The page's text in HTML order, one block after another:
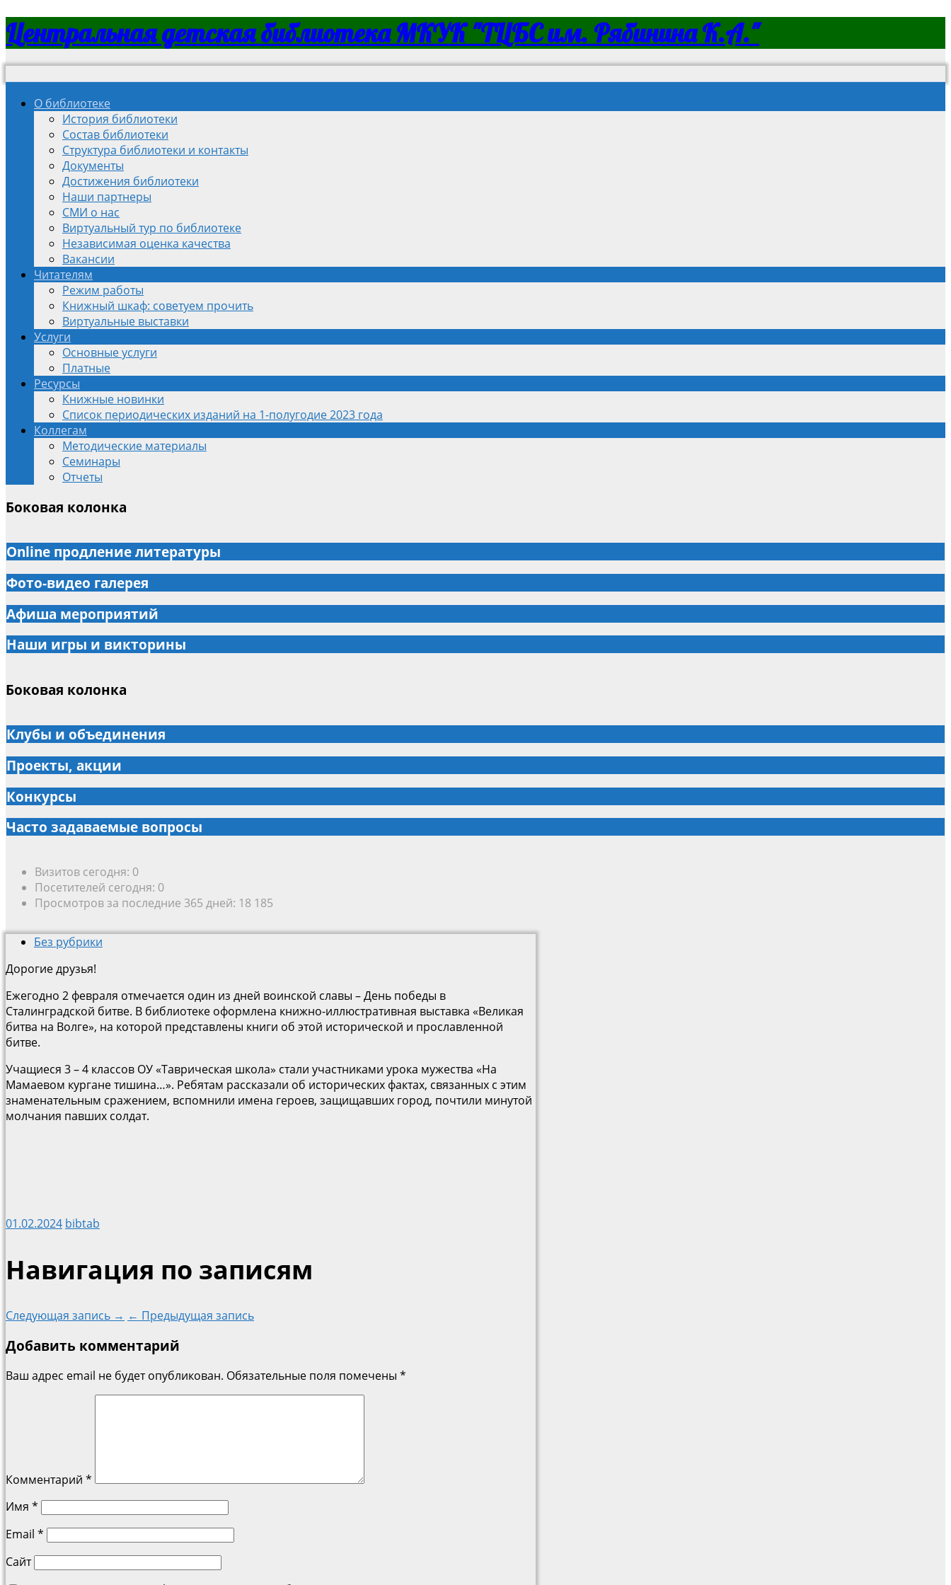
Центральная детская библиотека МКУК "ТЦБС им. Рябинина К.А."
О библиотеке
История библиотеки
Состав библиотеки
Структура библиотеки и контакты
Документы
Достижения библиотеки
Наши партнеры
СМИ о нас
Виртуальный тур по библиотеке
Независимая оценка качества
Вакансии
Читателям
Режим работы
Книжный шкаф: советуем прочить
Виртуальные выставки
Услуги
Основные услуги
Платные
Ресурсы
Книжные новинки
Список периодических изданий на 1-полугодие 2023 года
Коллегам
Методические материалы
Семинары
Отчеты
Боковая колонка
Online продление литературы
Фото-видео галерея
Афиша мероприятий
Наши игры и викторины
Боковая колонка
Клубы и объединения
Проекты, акции
Конкурсы
Часто задаваемые вопросы
Визитов сегодня: 0
Посетителей сегодня: 0
Просмотров за последние 365 дней: 18 185
Без рубрики
Дорогие друзья!
Ежегодно 2 февраля отмечается один из дней воинской славы – День победы в
Сталинградской битве. В библиотеке оформлена книжно-иллюстративная выставка «Великая
битва на Волге», на которой представлены книги об этой исторической и прославленной
битве.
Учащиеся 3 – 4 классов ОУ «Таврическая школа» стали участниками урока мужества «На
Мамаевом кургане тишина…». Ребятам рассказали об исторических фактах, связанных с этим
знаменательным сражением, вспомнили имена героев, защищавших город, почтили минутой
молчания павших солдат.
01.02.2024 bibtab
Навигация по записям
Следующая запись → ← Предыдущая запись
Добавить комментарий
Ваш адрес email не будет опубликован. Обязательные поля помечены *
Комментарий *
Имя *
Email *
Сайт